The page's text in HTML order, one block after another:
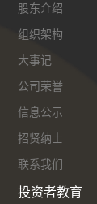
股东介绍
组织架构
大事记
公司荣誉
信息公示
招贤纳士
联系我们
投资者教育